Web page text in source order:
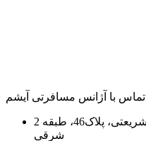
تماس با آژانس مسافرتی آیشم
خیابان میرداماد، بین میدان مادر و شریعتی، پلاک46، طبقه 2
شرقی